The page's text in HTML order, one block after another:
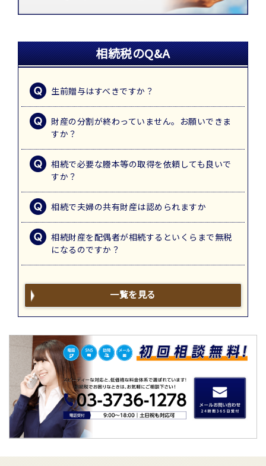
相続税のQ&A
生前贈与はすべきですか？
財産の分割が終わっていません。お願いできま
すか？
相続で必要な謄本等の取得を依頼しても良いで
すか？
相続で夫婦の共有財産は認められますか
相続財産を配偶者が相続するといくらまで無税
になるのですか？
一覧を見る